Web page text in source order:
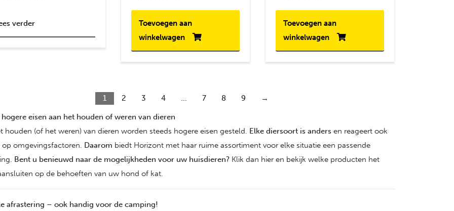
verder
Toevoegen aan
winkelwagen
Toevoegen aan
winkelwagen
1 2 3 4 … 7 8 9 →
hogere eisen aan het houden of weren van dieren
houden (of het weren) van dieren worden steeds hogere eisen gesteld. Elke diersoort is anders en reageert ook
op omgevingsfactoren. Daarom biedt Horizont met haar ruime assortiment voor elke situatie een passende
Bent u benieuwd naar de mogelijkheden voor uw huisdieren? Klik dan hier en bekijk welke producten het
op de behoeften van uw hond of kat.
afrastering – ook handig voor de camping!